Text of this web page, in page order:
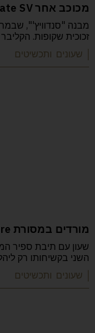
מכוכב אחר MB&F HM6 Space Pirate SV
מבנה "סנדוויץ'",
זכוכית שקופות.
| שעונים ותכשיטים
מורדים במסורת Rebellion Magnum 540 Sapphire
שעון עם תיבת ספיר
השני בקשיחותו רק
| שעונים ותכשיטים